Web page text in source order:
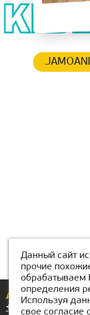
Agar sizda biron
+998(99)232-08-
Данный сайт
прочие
обрабатываем
определения
Используя
свое согласие с